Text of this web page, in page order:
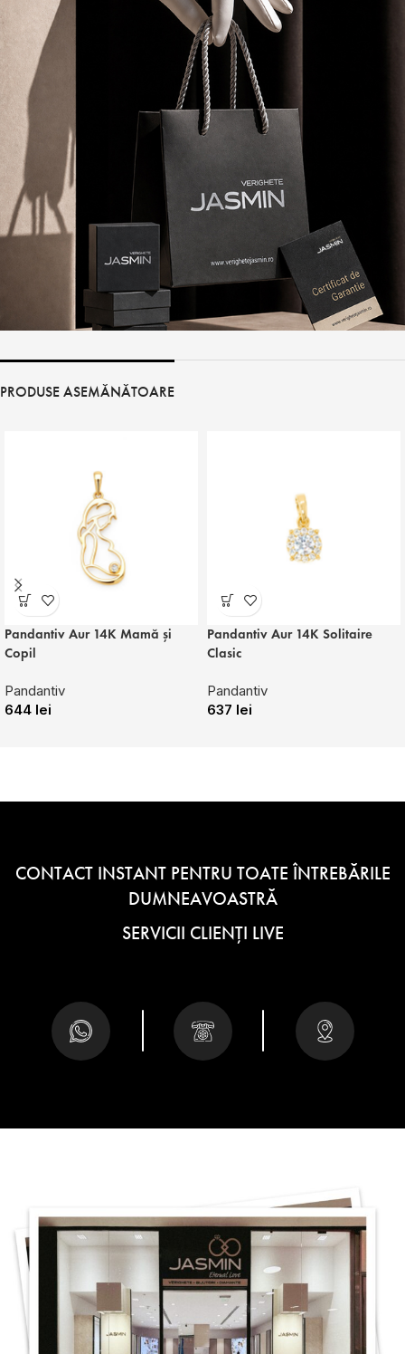
PRODUSE ASEMĂNĂTOARE
Pandantiv Aur 14K Mamă și
Copil
Pandantiv
644 lei
Pandantiv Aur 14K Solitaire
Clasic
Pandantiv
637 lei
CONTACT INSTANT PENTRU TOATE ÎNTREBĂRILE
DUMNEAVOASTRĂ
SERVICII CLIENȚI LIVE